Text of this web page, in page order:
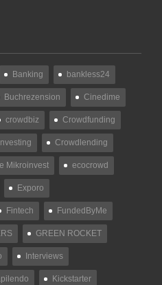
Banking bankless24
Buchrezension Cinedime
crowdbiz Crowdfunding
Crowdlending
Mikroinvest ecocrowd
Exporo
Fintech FundedByMe
GREEN ROCKET
Interviews
Kickstarter